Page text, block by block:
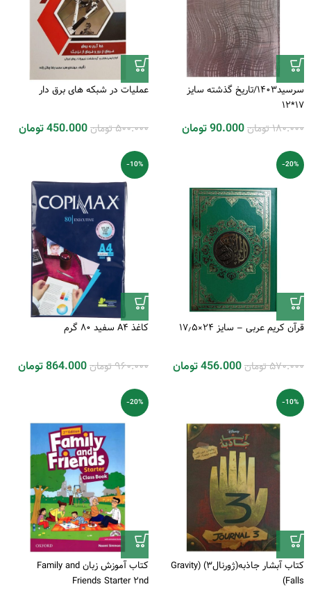
سرسید1403/تاریخ گذشته سایز
17*12
180.000تومان90.000تومان
عملیات در شبکه های برق دار
500.000تومان450.000تومان
-20%
قرآن کریم عربی – سایز ۲۴×۱۷٫۵
570.000تومان456.000تومان
-10%
کاغذ A4 سفید 80 گرم
960.000تومان864.000تومان
-10%
کتاب آبشار جاذبه(ژورنال3) (Gravity
Falls)
-20%
کتاب آموزش زبان Family and
Friends Starter 2nd